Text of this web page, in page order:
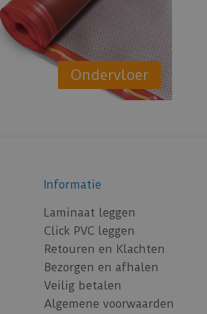
Ondervloer
Informatie
Laminaat leggen
Click PVC leggen
Retouren en Klachten
Bezorgen en afhalen
Veilig betalen
Algemene voorwaarden